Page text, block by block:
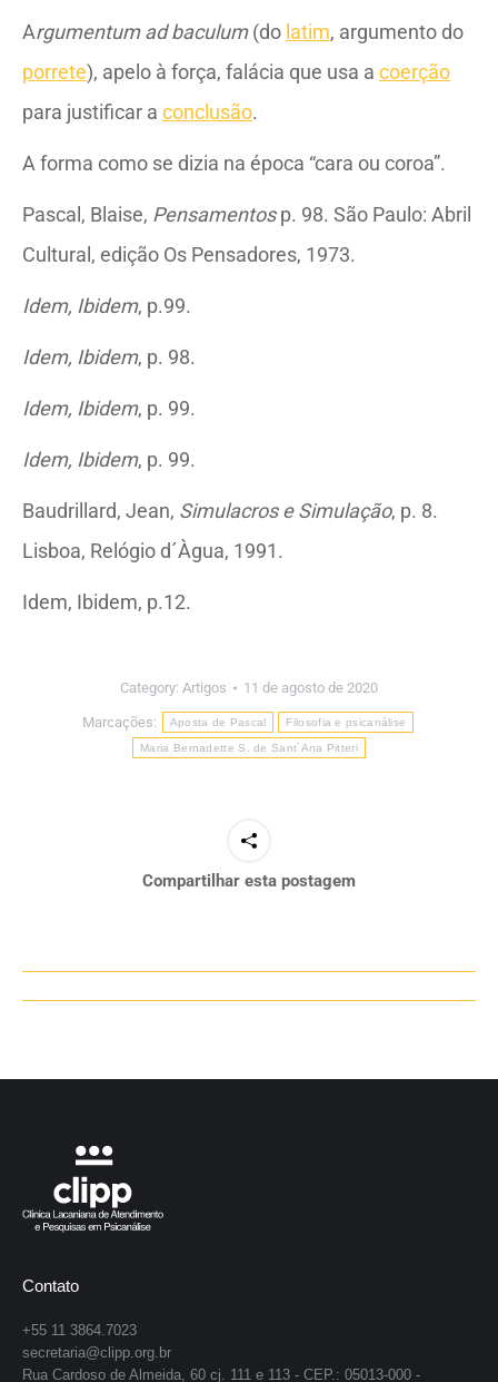
Argumentum ad baculum(do latim, argumento do
porrete), apelo à força, falácia que usa a coerção
para justificar a conclusão.
A forma como se dizia na época “cara ou coroa”.
Pascal, Blaise, Pensamentosp. 98. São Paulo: Abril
Cultural, edição Os Pensadores, 1973.
Idem, Ibidem, p.99.
Idem, Ibidem, p. 98.
Idem, Ibidem, p. 99.
Idem, Ibidem, p. 99.
Baudrillard, Jean, Simulacros e Simulação, p. 8.
Lisboa, Relógio d´Àgua, 1991.
Idem, Ibidem, p.12.
Category: Artigos 11 de agosto de 2020
Marcações: Aposta de Pascal Filosofia e psicanálise
Maria Bernadette S. de Sant´Ana Pitteri
Compartilhar esta postagem
Navegação
post:
Contato
+55 11 3864.7023
secretaria@clipp.org.br
Rua Cardoso de Almeida, 60 cj. 111 e 113 - CEP.: 05013-000 -